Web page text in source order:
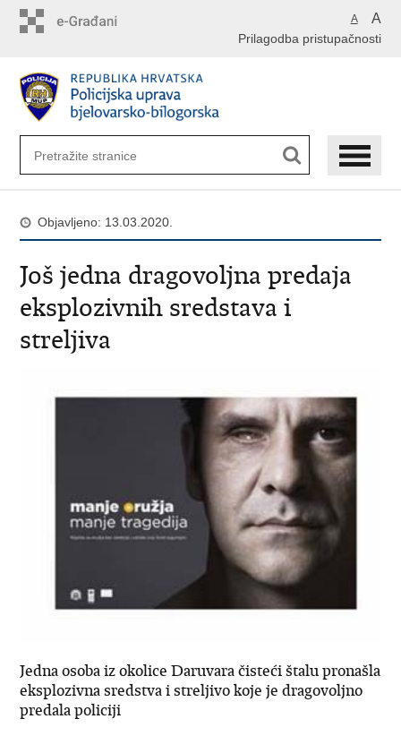
A A
Prilagodba pristupačnosti
Objavljeno: 13.03.2020.
Još jedna dragovoljna predaja
eksplozivnih sredstava i
streljiva
Jedna osoba iz okolice Daruvara čisteći štalu pronašla
eksplozivna sredstva i streljivo koje je dragovoljno
predala policiji